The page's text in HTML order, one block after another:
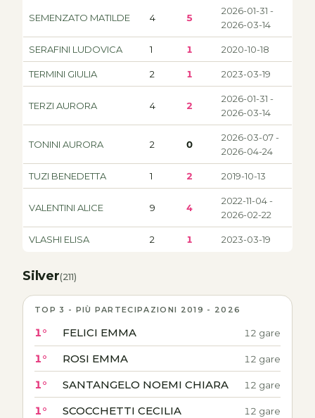
SEMENZATO MATILDE 4 5
2026-01-31 -
2026-03-14
SERAFINI LUDOVICA 1 1 2020-10-18
TERMINI GIULIA 2 1 2023-03-19
TERZI AURORA 4 2
2026-01-31 -
2026-03-14
TONINI AURORA 2 0
2026-03-07 -
2026-04-24
TUZI BENEDETTA 1 2 2019-10-13
VALENTINI ALICE 9 4
2022-11-04 -
2026-02-22
VLASHI ELISA 2 1 2023-03-19
Silver(211)
TOP 3 - PIÙ PARTECIPAZIONI 2019 - 2026
1° FELICI EMMA 12 gare
1° ROSI EMMA 12 gare
1° SANTANGELO NOEMI CHIARA 12 gare
1° SCOCCHETTI CECILIA 12 gare